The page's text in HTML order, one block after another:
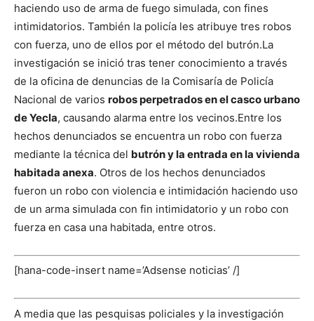
haciendo uso de arma de fuego simulada, con fines
intimidatorios. También la policía les atribuye tres robos
con fuerza, uno de ellos por el método del butrón.La
investigación se inició tras tener conocimiento a través
de la oficina de denuncias de la Comisaría de Policía
Nacional de varios robos perpetrados en el casco urbano
de Yecla, causando alarma entre los vecinos.Entre los
hechos denunciados se encuentra un robo con fuerza
mediante la técnica del butrón y la entrada en la vivienda
habitada anexa. Otros de los hechos denunciados
fueron un robo con violencia e intimidación haciendo uso
de un arma simulada con fin intimidatorio y un robo con
fuerza en casa una habitada, entre otros.
[hana-code-insert name=’Adsense noticias’ /]
A media que las pesquisas policiales y la investigación